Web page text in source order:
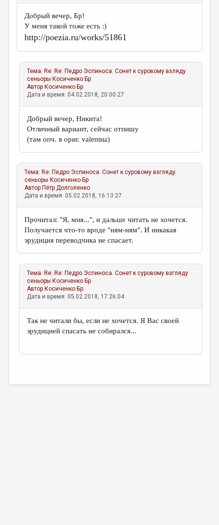
Добрый вечер, Бр!
У меня такой тоже есть :)
http://poezia.ru/works/51861
Тема: Re: Re: Педро Эспиноса. Сонет к суровому взляду
сеньоры Косиченко Бр
Автор Косиченко Бр
Дата и время: 04.02.2018, 20:00:27
Добрый вечер, Никита!
Отличный вариант, сейчас отпишу
(там опч. в ориг. valentнa)
Тема: Re: Педро Эспиноса. Сонет к суровому взгляду
сеньоры Косиченко Бр
Автор Пётр Долголенко
Дата и время: 05.02.2018, 16:13:27
Прочитал: "Я, мня...", и дальше читать не хочется.
Получается что-то вроде "ням-ням". И никакая
эрудиция переводчика не спасает.
Тема: Re: Re: Педро Эспиноса. Сонет к суровому взгляду
сеньоры Косиченко Бр
Автор Косиченко Бр
Дата и время: 05.02.2018, 17:26:04
Так не читали бы, если не хочется. Я Вас своей
эрудицией спасать не собирался...